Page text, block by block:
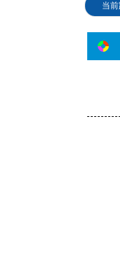
当前